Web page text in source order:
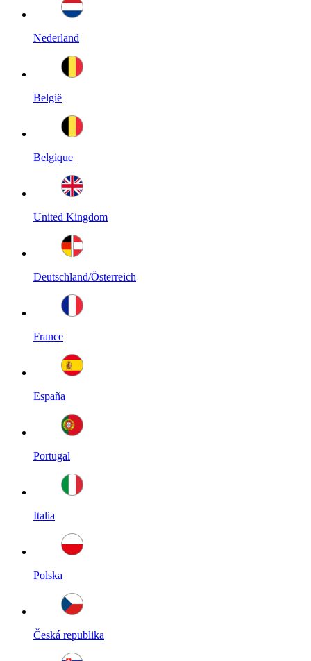
Nederland
België
Belgique
United Kingdom
Deutschland/Österreich
France
España
Portugal
Italia
Polska
Česká republika